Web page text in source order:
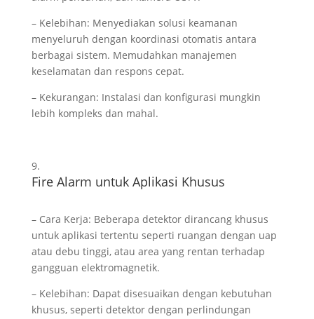
– Kelebihan: Menyediakan solusi keamanan
menyeluruh dengan koordinasi otomatis antara
berbagai sistem. Memudahkan manajemen
keselamatan dan respons cepat.
– Kekurangan: Instalasi dan konfigurasi mungkin
lebih kompleks dan mahal.
Fire Alarm untuk Aplikasi Khusus
– Cara Kerja: Beberapa detektor dirancang khusus
untuk aplikasi tertentu seperti ruangan dengan uap
atau debu tinggi, atau area yang rentan terhadap
gangguan elektromagnetik.
– Kelebihan: Dapat disesuaikan dengan kebutuhan
khusus, seperti detektor dengan perlindungan